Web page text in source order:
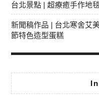
台北景點 | 超療癒手作地
新聞稿作品 | 台北寒舍艾
節特色造型蛋糕